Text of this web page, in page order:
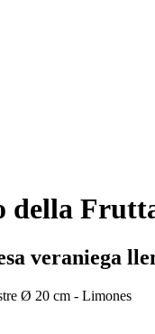
della
veraniega
Ø 20 cm - Limones